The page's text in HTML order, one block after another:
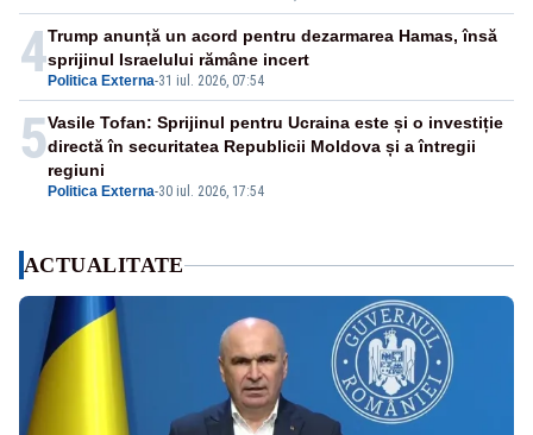
4 Politica Externa-31 iul. 2026, 07:54
Trump anunță un acord pentru dezarmarea Hamas, însă
sprijinul Israelului rămâne incert
5
Politica Externa-30 iul. 2026, 17:54
Vasile Tofan: Sprijinul pentru Ucraina este și o investiție
directă în securitatea Republicii Moldova și a întregii
regiuni
ACTUALITATE